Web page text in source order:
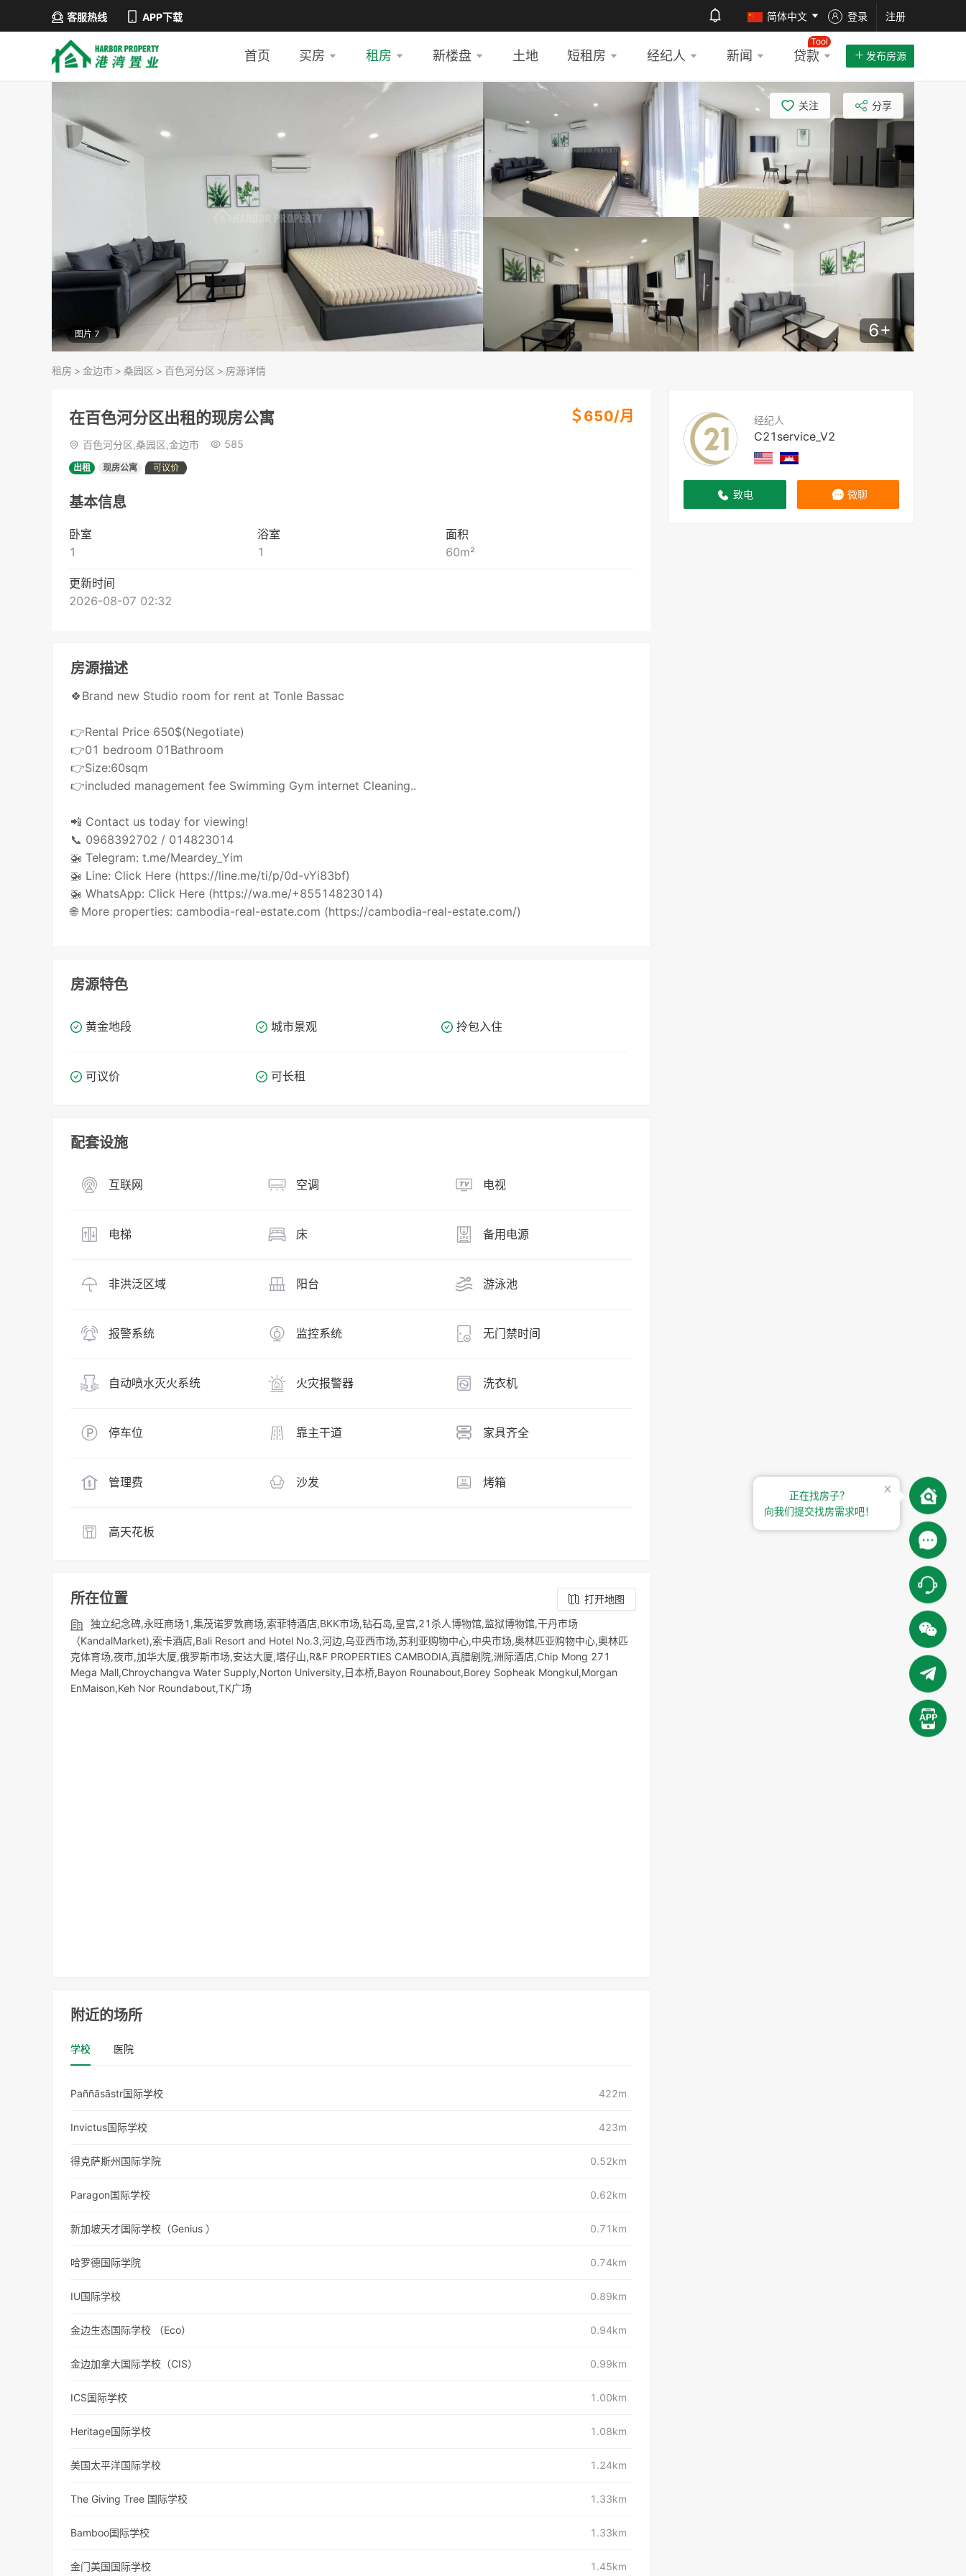
客服热线 APP下载 简体中文 登录 注册
首页 买房 租房 新楼盘 土地 短租房 经纪人 新闻 贷款
Tool
发布房源
图片 7 6+
关注 分享
租房 > 金边市 > 桑园区 > 百色河分区 > 房源详情
经纪人
C21service_V2
致电 微聊
在百色河分区出租的现房公寓 ＄ 650/月
百色河分区,桑园区,金边市 585
出租 现房公寓 可议价
基本信息
卧室
1
浴室
1
面积
60m²
更新时间
2026-08-07 02:32
房源描述
🍀Brand new Studio room for rent at Tonle Bassac
👉Rental Price 650$(Negotiate)
👉01 bedroom 01Bathroom
👉Size:60sqm
👉included management fee Swimming Gym internet Cleaning..
📲 Contact us today for viewing!
📞 0968392702 / 014823014
🚁 Telegram: t.me/Meardey_Yim
🚁 Line: Click Here (https://line.me/ti/p/0d-vYi83bf)
🚁 WhatsApp: Click Here (https://wa.me/+85514823014)
🌐 More properties: cambodia-real-estate.com (https://cambodia-real-estate.com/)
房源特色
黄金地段 城市景观 拎包入住
可议价 可长租
配套设施
互联网 空调 电视
电梯 床 备用电源
非洪泛区域 阳台 游泳池
报警系统 监控系统 无门禁时间
自动喷水灭火系统 火灾报警器 洗衣机
停车位 靠主干道 家具齐全
管理费 沙发 烤箱
高天花板
所在位置
打开地图
独立纪念碑,永旺商场1,集茂诺罗敦商场,索菲特酒店,BKK市场,钻石岛,皇宫,21杀人博物馆,监狱博物馆,干丹市场
（KandalMarket),索卡酒店,Bali Resort and Hotel No.3,河边,乌亚西市场,苏利亚购物中心,中央市场,奥林匹亚购物中心,奥林匹
克体育场,夜市,加华大厦,俄罗斯市场,安达大厦,塔仔山,R&F PROPERTIES CAMBODIA,真腊剧院,洲际酒店,Chip Mong 271
Mega Mall,Chroychangva Water Supply,Norton University,日本桥,Bayon Rounabout,Borey Sopheak Mongkul,Morgan
EnMaison,Keh Nor Roundabout,TK广场
附近的场所
学校 医院
Paññāsāstr国际学校 422m
Invictus国际学校 423m
得克萨斯州国际学院 0.52km
Paragon国际学校 0.62km
新加坡天才国际学校（Genius ） 0.71km
哈罗德国际学院 0.74km
IU国际学校 0.89km
金边生态国际学校 （Eco） 0.94km
金边加拿大国际学校（CIS） 0.99km
ICS国际学校 1.00km
Heritage国际学校 1.08km
美国太平洋国际学校 1.24km
The Giving Tree 国际学校 1.33km
Bamboo国际学校 1.33km
金门美国国际学校 1.45km
正在找房子？
向我们提交找房需求吧！